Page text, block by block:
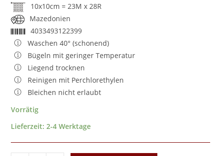
10x10cm = 23M x 28R
Mazedonien
4033493122399
Waschen 40° (schonend)
Bügeln mit geringer Temperatur
Liegend trocknen
Reinigen mit Perchlorethylen
Bleichen nicht erlaubt
Vorrätig
Lieferzeit:2-4 Werktage